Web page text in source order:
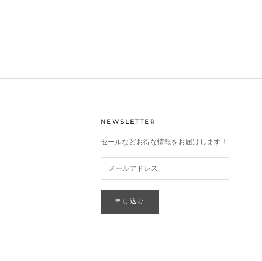
NEWSLETTER
セールなどお得な情報をお届けします！
申し込む